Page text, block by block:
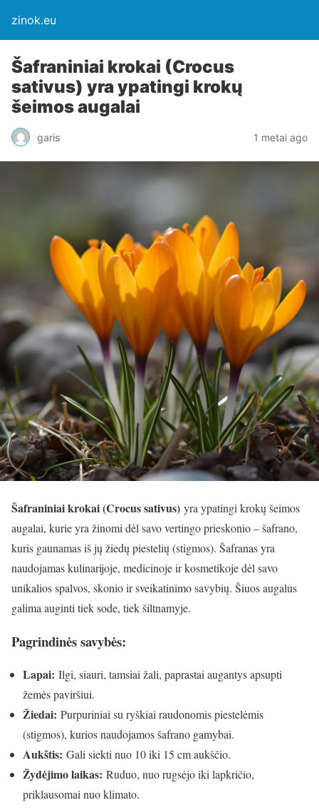
zinok.eu
Šafraniniai krokai (Crocus
sativus) yra ypatingi krokų
šeimos augalai
garis 1 metai ago
Šafraniniai krokai (Crocus sativus) yra ypatingi krokų šeimos
augalai, kurie yra žinomi dėl savo vertingo prieskonio – šafrano,
kuris gaunamas iš jų žiedų piestelių (stigmos). Šafranas yra
naudojamas kulinarijoje, medicinoje ir kosmetikoje dėl savo
unikalios spalvos, skonio ir sveikatinimo savybių. Šiuos augalus
galima auginti tiek sode, tiek šiltnamyje.
Pagrindinės savybės:
Lapai: Ilgi, siauri, tamsiai žali, paprastai augantys apsupti
žemės paviršiui.
Žiedai: Purpuriniai su ryškiai raudonomis piestelėmis
(stigmos), kurios naudojamos šafrano gamybai.
Aukštis: Gali siekti nuo 10 iki 15 cm aukščio.
Žydėjimo laikas: Ruduo, nuo rugsėjo iki lapkričio,
priklausomai nuo klimato.